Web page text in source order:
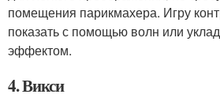
помещения парикмахера. Игру
показать с помощью волн или
эффектом.
4. Викси